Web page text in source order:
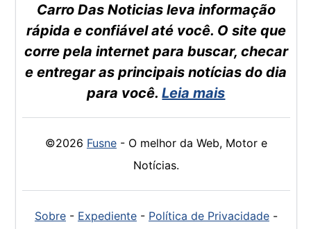
Carro Das Noticias leva informação
rápida e confiável até você. O site que
corre pela internet para buscar, checar
e entregar as principais notícias do dia
para você.Leia mais
©2026 Fusne- O melhor da Web, Motor e
Notícias.
Sobre- Expediente- Política de Privacidade-